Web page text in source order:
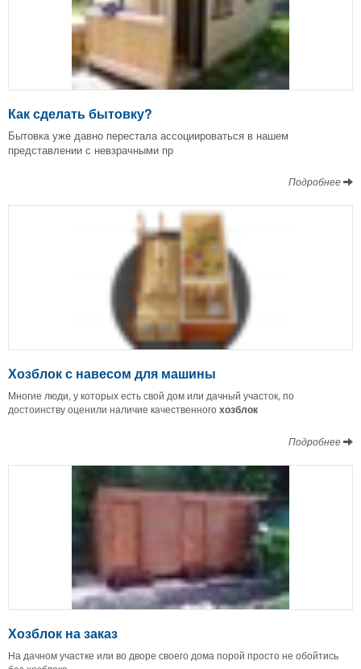
Как сделать бытовку?
Бытовка уже давно перестала ассоциироваться в нашем
представлении с невзрачными пр
Подробнее
Хозблок с навесом для машины
Многие люди, у которых есть свой дом или дачный участок, по
достоинству оценили наличие качественногохозблок
Подробнее
Хозблок на заказ
На дачном участке или во дворе своего дома порой просто не обойтись